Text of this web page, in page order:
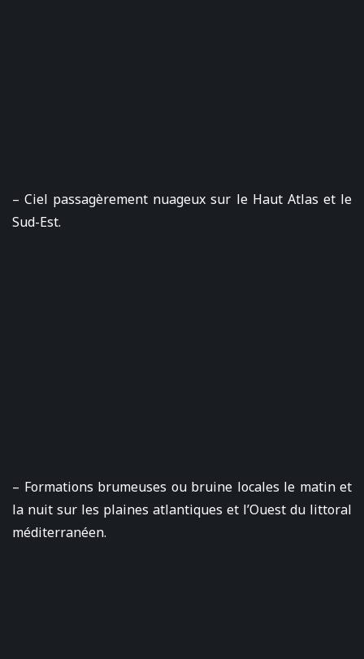
– Ciel passagèrement nuageux sur le Haut Atlas et le
Sud-Est.
– Formations brumeuses ou bruine locales le matin et
la nuit sur les plaines atlantiques et l’Ouest du littoral
méditerranéen.